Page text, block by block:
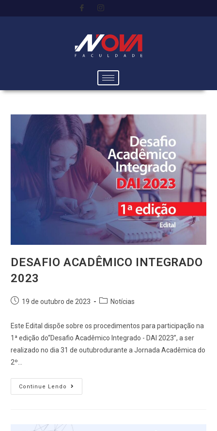
DESAFIO ACADÊMICO INTEGRADO
2023
19 de outubro de 2023 Notícias
Este Edital dispõe sobre os procedimentos para participação na
1ª edição do“Desafio Acadêmico Integrado - DAI 2023”, a ser
realizado no dia 31 de outubrodurante a Jornada Acadêmica do
2º…
Continue Lendo